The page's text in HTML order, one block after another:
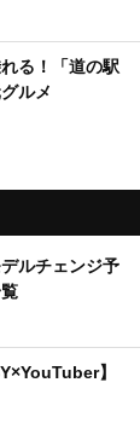
る！「道の駅
ルメ
ルチェンジ予
】